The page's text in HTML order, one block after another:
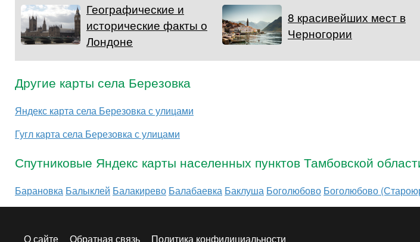
Географические и
исторические факты о
Лондоне
8 красивейших мест в
Черногории
Другие карты села Березовка
Яндекс карта села Березовка с улицами
Гугл карта села Березовка с улицами
Спутниковые Яндекс карты населенных пунктов Тамбовской
Барановка Балыклей Балакирево Балабаевка Баклуша Боголюбово Боголюбово
О сайте Обратная связь Политика конфидициальности